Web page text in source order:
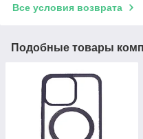
Все условия возврата
Подобные товары